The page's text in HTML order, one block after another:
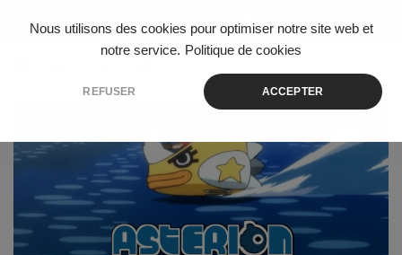
Nous utilisons des cookies pour optimiser notre site web et
notre service. Politique de cookies
REFUSER ACCEPTER
Skip to content